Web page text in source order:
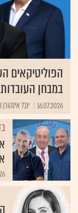
הפוליטיקאים
במבחן
16.07.2026 יובל